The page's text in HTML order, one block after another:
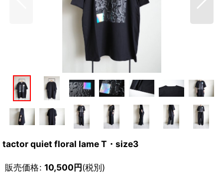
tactor quiet floral lame T・size3
販売価格: 10,500円(税別)